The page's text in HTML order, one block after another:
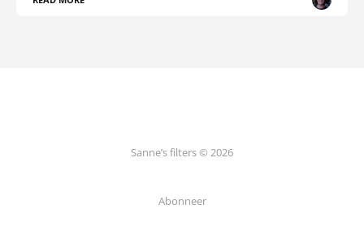
Sanne’s filters © 2026
Abonneer